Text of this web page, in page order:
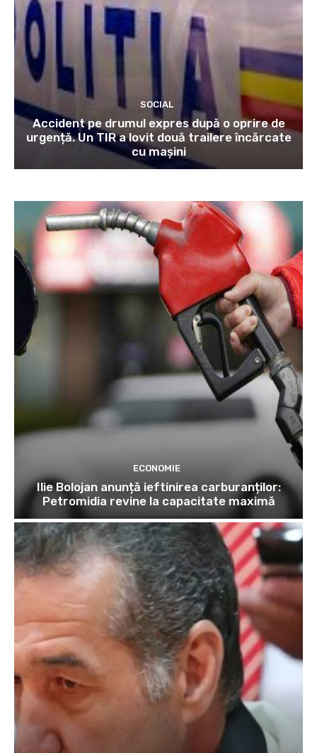
SOCIAL
Accident pe drumul expres după o oprire de
urgență. Un TIR a lovit două trailere încărcate
cu mașini
ECONOMIE
Ilie Bolojan anunță ieftinirea carburanților:
Petromidia revine la capacitate maximă